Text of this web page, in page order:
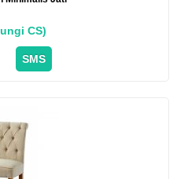
CS)
SMS